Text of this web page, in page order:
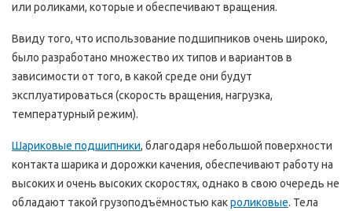
или роликами, которые и обеспечивают вращения.
Ввиду того, что использование подшипников очень широко,
было разработано множество их типов и вариантов в
зависимости от того, в какой среде они будут
эксплуатироваться (скорость вращения, нагрузка,
температурный режим).
Шариковые подшипники, благодаря небольшой поверхности
контакта шарика и дорожки качения, обеспечивают работу на
высоких и очень высоких скоростях, однако в свою очередь не
обладают такой грузоподъёмностью какроликовые. Тела